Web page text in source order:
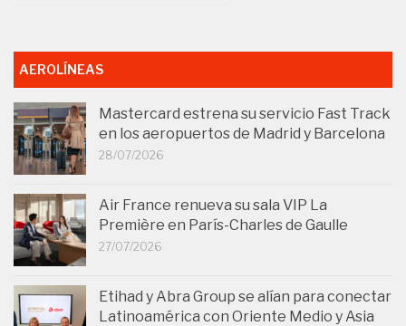
AEROLÍNEAS
Mastercard estrena su servicio Fast Track
en los aeropuertos de Madrid y Barcelona
28/07/2026
Air France renueva su sala VIP La
Première en París-Charles de Gaulle
27/07/2026
Etihad y Abra Group se alían para conectar
Latinoamérica con Oriente Medio y Asia